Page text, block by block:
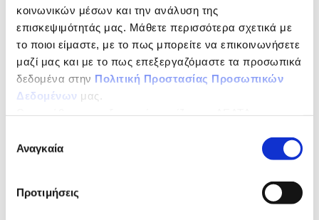
κοινωνικών μέσων και την ανάλυση της
επισκεψιμότητάς μας. Μάθετε περισσότερα σχετικά με
το ποιοι είμαστε, με το πως μπορείτε να επικοινωνήσετε
μαζί μας και με το πως επεξεργαζόμαστε τα προσωπικά
δεδομένα στην Πολιτική Προστασίας Προσωπικών
Δεδομένων μας.
συγκατάθεσης
Αναγκαία
Προτιμήσεις